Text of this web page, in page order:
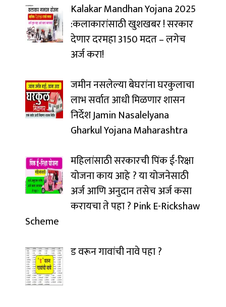
Kalakar Mandhan Yojana 2025
:कलाकारांसाठी खुशखबर ! सरकार
देणार दरमहा ₹3150 मदत – लगेच
अर्ज करा!
जमीन नसलेल्या बेघरांना घरकुलाचा
लाभ सर्वात आधी मिळणार शासन
निर्देश Jamin Nasalelyana
Gharkul Yojana Maharashtra
महिलांसाठी सरकारची पिंक ई-रिक्षा
योजना काय आहे ? या योजनेसाठी
अर्ज आणि अनुदान तसेच अर्ज कसा
करायचा ते पहा ? Pink E-Rickshaw
Scheme
ड वरून गावांची नावे पहा ?